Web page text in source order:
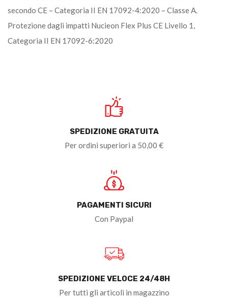
secondo CE – Categoria II EN 17092-4:2020 – Classe A.
Protezione dagli impatti Nucieon Flex Plus CE Livello 1,
Categoria II EN 17092-6:2020
SPEDIZIONE GRATUITA
Per ordini superiori a 50,00 €
PAGAMENTI SICURI
Con Paypal
SPEDIZIONE VELOCE 24/48H
Per tutti gli articoli in magazzino